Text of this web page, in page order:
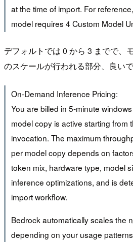
at the time of import. For
model requires 4 Custom Model
デフォルトでは 0 から 3 までで、
のスケールが行われる部分、良いで
On-Demand Inference Pricing:
You are billed in 5-minute
model copy is active starting from
invocation. The maximum
per model copy depends on
token mix, hardware type, model
inference optimizations, and is
import workflow.
Bedrock automatically scales the
depending on your usage